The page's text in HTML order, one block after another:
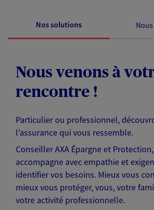
Nos solutions
Nous venons à
rencontre !
Particulier ou professionnel,
l’assurance qui vous ressemble.
Conseiller AXA Épargne et
accompagne avec empathie et
identifier vos besoins. Mieux vous
mieux vous protéger, vous, votre
votre activité professionnelle.